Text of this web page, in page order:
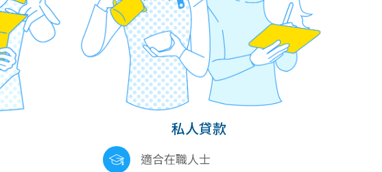
私人貸款
適合在職人士